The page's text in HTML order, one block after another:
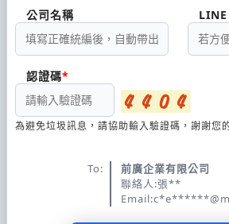
公司名稱
認證碼
為避免垃圾訊息，請協助輸入驗證碼，謝謝您
To:
前廣企業有限公司
聯絡人:張**